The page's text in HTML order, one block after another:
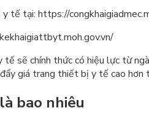
y tế tại: https://
sẽ chính thức có hiệu lực từ
giá trang thiết bị y tế cao hơn
bao nhiêu